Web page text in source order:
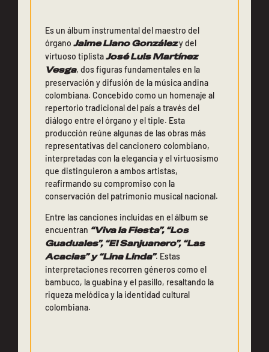
Es un álbum instrumental del maestro del
órgano Jaime Llano Gonzálezy del
virtuoso tiplistaJosé Luis Martínez
Vesga, dos figuras fundamentales en la
preservación y difusión de la música andina
colombiana. Concebido como un homenaje al
repertorio tradicional del país a través del
diálogo entre el órgano y el tiple. Esta
producción reúne algunas de las obras más
representativas del cancionero colombiano,
interpretadas con la elegancia y el virtuosismo
que distinguieron a ambos artistas,
reafirmando su compromiso con la
conservación del patrimonio musical nacional.
Entre las canciones incluidas en el álbum se
encuentran “Viva la Fiesta”, “Los
Guaduales”, “El Sanjuanero”, “Las
Acacias” y “Lina Linda”. Estas
interpretaciones recorren géneros como el
bambuco, la guabina y el pasillo, resaltando la
riqueza melódica y la identidad cultural
colombiana.